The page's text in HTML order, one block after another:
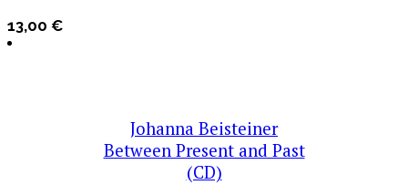
13,00 €
Johanna Beisteiner
Between Present and Past
(CD)